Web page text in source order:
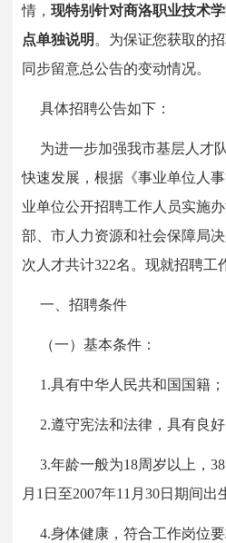
情，现特别针对商洛职业技术
点单独说明 。为保证您获取的
同步留意总公告的变动情况。
具体招聘公告如下：
为进一步加强我市基层人才
快速发展，根据《事业单位人
业单位公开招聘工作人员实施
部、市人力资源和社会保障局
次人才共计322名。现就招聘工
一、招聘条件
（一）基本条件：
1.具有中华人民共和国国籍；
2.遵守宪法和法律，具有良好
3.年龄一般为18周岁以上，
月1日至2007年11月30日期间出
4.身体健康，符合工作岗位要